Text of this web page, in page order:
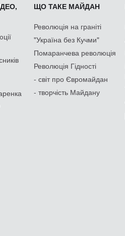
ЩО ТАКЕ МАЙДАН
Революція на граніті
"Україна без Кучми"
Помаранчева революція
Революція Гідності
- світ про Євромайдан
- творчість Майдану